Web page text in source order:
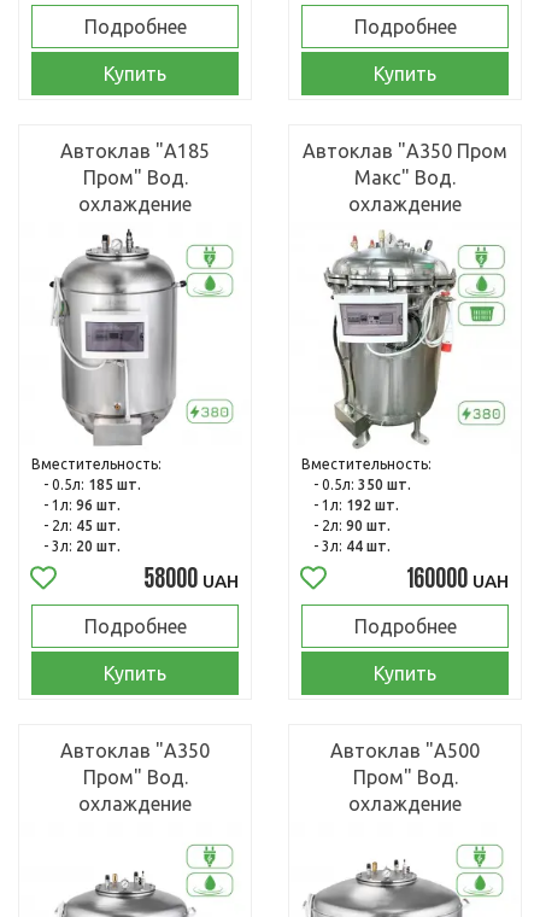
Подробнее
Купить
Подробнее
Купить
Автоклав "А185
Пром" Вод.
охлаждение
Вместительность:
- 0.5л: 185 шт.
- 1л: 96 шт.
- 2л: 45 шт.
- 3л: 20 шт.
58000 UAH
Подробнее
Купить
Автоклав "А350 Пром
Макс" Вод.
охлаждение
Вместительность:
- 0.5л: 350 шт.
- 1л: 192 шт.
- 2л: 90 шт.
- 3л: 44 шт.
160000 UAH
Подробнее
Купить
Автоклав "А350
Пром" Вод.
охлаждение
Автоклав "А500
Пром" Вод.
охлаждение